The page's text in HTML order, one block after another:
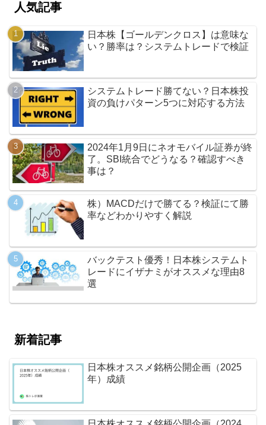
人気記事
日本株【ゴールデンクロス】は意味な
い？勝率は？システムトレードで検証
システムトレード勝てない？日本株投
資の負けパターン5つに対応する方法
2024年1月9日にネオモバイル証券が終
了。SBI統合でどうなる？確認すべき
事は？
株）MACDだけで勝てる？検証にて勝
率などわかりやすく解説
バックテスト優秀！日本株システムト
レードにイザナミがオススメな理由8
選
新着記事
日本株オススメ銘柄公開企画（2025
年）成績